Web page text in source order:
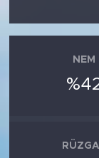
NEM